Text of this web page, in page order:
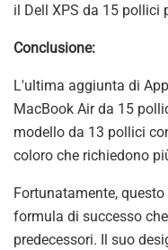
il Dell XPS da 15 pollici
Conclusione:
L'ultima aggiunta di
MacBook Air da 15
modello da 13 pollici
coloro che richiedono
Fortunatamente,
formula di successo
predecessori. Il suo